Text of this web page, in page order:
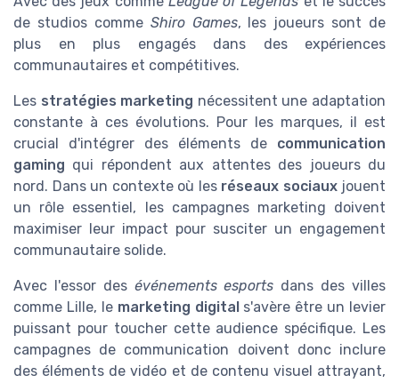
de studios comme Shiro Games, les joueurs sont de
plus en plus engagés dans des expériences
communautaires et compétitives.
Les stratégies marketing nécessitent une adaptation
constante à ces évolutions. Pour les marques, il est
crucial d'intégrer des éléments de communication
gaming qui répondent aux attentes des joueurs du
nord. Dans un contexte où les réseaux sociauxjouent
un rôle essentiel, les campagnes marketing doivent
maximiser leur impact pour susciter un engagement
communautaire solide.
Avec l'essor des événements esports dans des villes
comme Lille, le marketing digital s'avère être un levier
puissant pour toucher cette audience spécifique. Les
campagnes de communication doivent donc inclure
des éléments de vidéo et de contenu visuel attrayant,